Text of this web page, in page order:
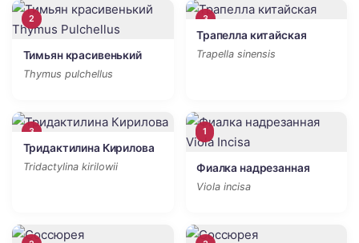
2
Тимьян красивенький
Thymus pulchellus
3
Трапелла китайская
Trapella sinensis
3
Тридактилина Кирилова
Tridactylina kirilowii
1
Фиалка надрезанная
Viola incisa